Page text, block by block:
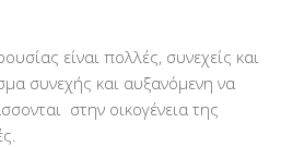
είναι πολλές, συνεχείς και
συνεχής και αυξανόμενη να
στην οικογένεια της